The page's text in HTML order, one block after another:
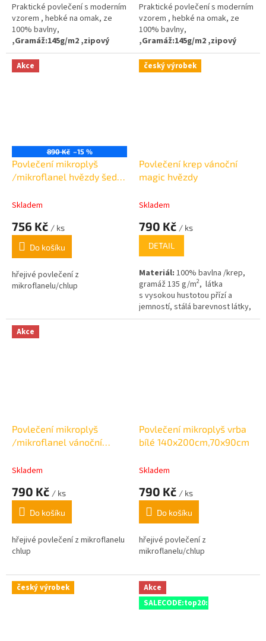
Praktické povlečení s moderním
vzorem , hebké na omak, ze
100% bavlny,
,Gramáž:145g/m2 ,zipový
uzávěr
Praktické povlečení s moderním
vzorem , hebké na omak, ze
100% bavlny,
,Gramáž:145g/m2 ,zipový
uzávěr
Akce
890 Kč –15 %
Povlečení mikroplyš
/mikroflanel hvězdy šedé
Skladem
756 Kč / ks
Do košíku
hřejivé povlečení z
mikroflanelu/chlup
český výrobek
Povlečení krep vánoční
magic hvězdy
Skladem
790 Kč / ks
DETAIL
Materiál: 100% bavlna /krep,
gramáž 135 g/m2, látka
s vysokou hustotou přízí a
jemností, stálá barevnost látky,
díky kvalitnímu barvení.zipový
Akce
Povlečení mikroplyš
/mikroflanel vánoční
70x90cm
Skladem
790 Kč / ks
Do košíku
hřejivé povlečení z mikroflanelu
chlup
Povlečení mikroplyš vrba
bílé 140x200cm,70x90cm
Skladem
790 Kč / ks
Do košíku
hřejivé povlečení z
mikroflanelu/chlup
český výrobek
Akce
SALECODE:top20:20:%